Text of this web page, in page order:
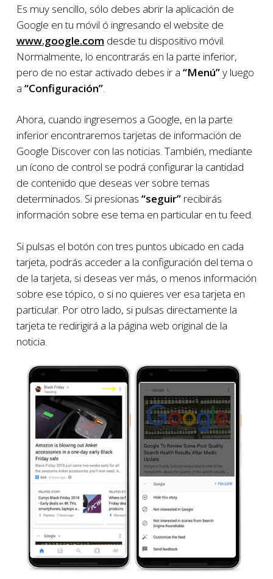
Es muy sencillo, sólo debes abrir la aplicación de
Google en tu móvil ó ingresando el website de
www.google.com desde tu dispositivo móvil.
Normalmente, lo encontrarás en la parte inferior,
pero de no estar activado debes ir a “Menú”y luego
a “Configuración”.
Ahora, cuando ingresemos a Google, en la parte
inferior encontraremos tarjetas de información de
Google Discover con las noticias. También, mediante
un ícono de control se podrá configurar la cantidad
de contenido que deseas ver sobre temas
determinados. Si presionas “seguir”recibirás
información sobre ese tema en particular en tu feed.
Si pulsas el botón con tres puntos ubicado en cada
tarjeta, podrás acceder a la configuración del tema o
de la tarjeta, si deseas ver más, o menos información
sobre ese tópico, o si no quieres ver esa tarjeta en
particular. Por otro lado, si pulsas directamente la
tarjeta te redirigirá a la página web original de la
noticia.